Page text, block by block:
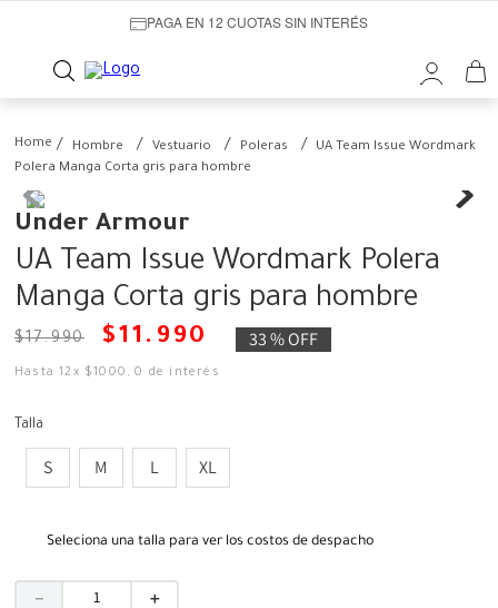
PAGA EN 12 CUOTAS SIN INTERÉS
Hombre Vestuario Poleras
UA Team Issue Wordmark
Polera Manga Corta gris para hombre
Under Armour
UA Team Issue Wordmark Polera
Manga Corta gris para hombre
$17.990 $11 . 990 33 %OFF
Hasta12 x $1000 ,0 de interés
Talla
S M L XL
Seleciona una talla para ver los costos de despacho
＋
－